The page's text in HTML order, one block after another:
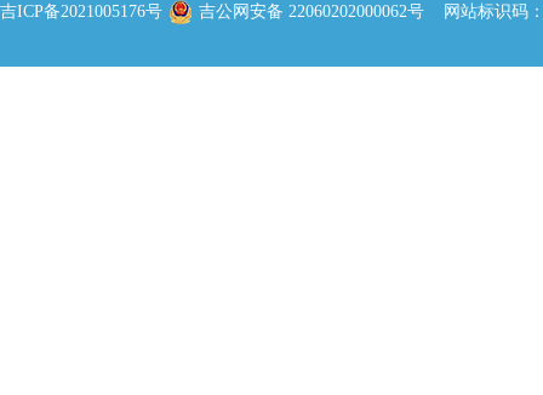
吉ICP备2021005176号 吉公网安备 22060202000062号 网站标识码